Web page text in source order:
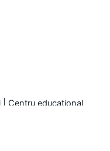
Centru educațional